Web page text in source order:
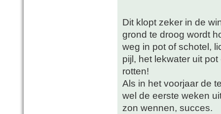
Dit klopt zeker in de
grond te droog wordt
weg in pot of schotel,
pijl, het lekwater uit
rotten!
Als in het voorjaar de
wel de eerste weken
zon wennen, succes.